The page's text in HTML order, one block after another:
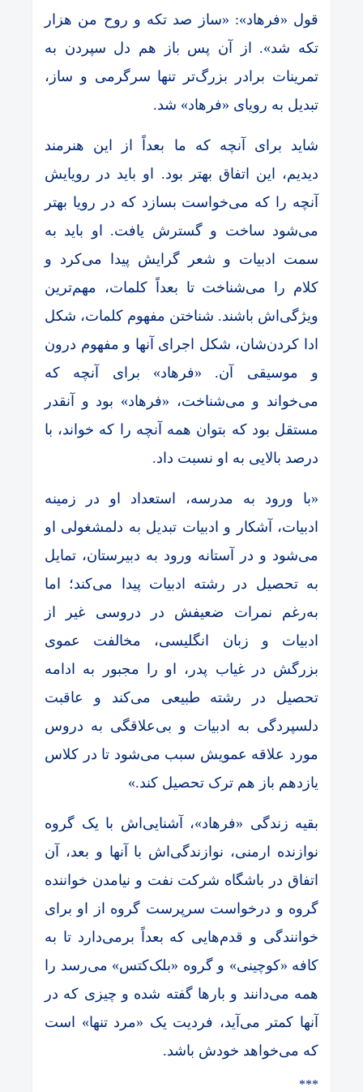
قول «فرهاد»: «ساز صد تکه و روح من هزار
تکه شد». از آن پس باز هم دل سپردن به
تمرینات برادر بزرگ‌تر تنها سرگرمی و ساز،
تبدیل به رویای «فرهاد» شد.
شاید برای آنچه که ما بعداً از این هنرمند
دیدیم، این اتفاق بهتر بود. او باید در رویایش
آنچه را که می‌خواست بسازد که در رویا بهتر
می‌شود ساخت و گسترش یافت. او باید به
سمت ادبیات و شعر گرایش پیدا می‌کرد و
کلام را می‌شناخت تا بعداً کلمات، مهم‌ترین
ویژگی‌اش باشند. شناختن مفهوم کلمات، شکل
ادا کردن‌شان، شکل اجرای آنها و مفهوم درون
و موسیقی آن. «فرهاد» برای آنچه که
می‌خواند و می‌شناخت،‌ «فرهاد» بود و آنقدر
مستقل بود که بتوان همه آنچه را که خواند، با
درصد بالایی به او نسبت داد.
«با ورود به مدرسه، استعداد او در زمینه
ادبیات، آشکار و ادبیات تبدیل به دلمشغولی او
می‌شود و در آستانه ورود به دبیرستان، تمایل
به تحصیل در رشته ادبیات پیدا می‌‌کند؛ اما
به‌رغم نمرات ضعیفش در دروسی غیر از
ادبیات و زبان انگلیسی، مخالفت عموی
بزرگش در غیاب پدر، او را مجبور به ادامه
تحصیل در رشته طبیعی می‌کند و عاقبت
دلسپردگی به ادبیات و بی‌علاقگی به دروس
مورد علاقه عمویش سبب می‌شود تا در کلاس
یازدهم باز هم ترک تحصیل کند.»
بقیه زندگی «فرهاد»، ‌آشنایی‌اش با یک گروه
نوازنده ارمنی، نوازندگی‌اش با آنها و بعد، آن
اتفاق در باشگاه شرکت نفت و نیامدن خواننده
گروه و درخواست سرپرست گروه از او برای
خوانندگی و قدم‌هایی که بعداً برمی‌دارد تا به
کافه «کوچینی» و گروه «بلک‌کتس» می‌رسد را
همه می‌دانند و بارها گفته شده و چیزی که در
آنها کمتر می‌آید، فردیت یک «مرد تنها» است
که می‌خواهد خودش باشد.
***